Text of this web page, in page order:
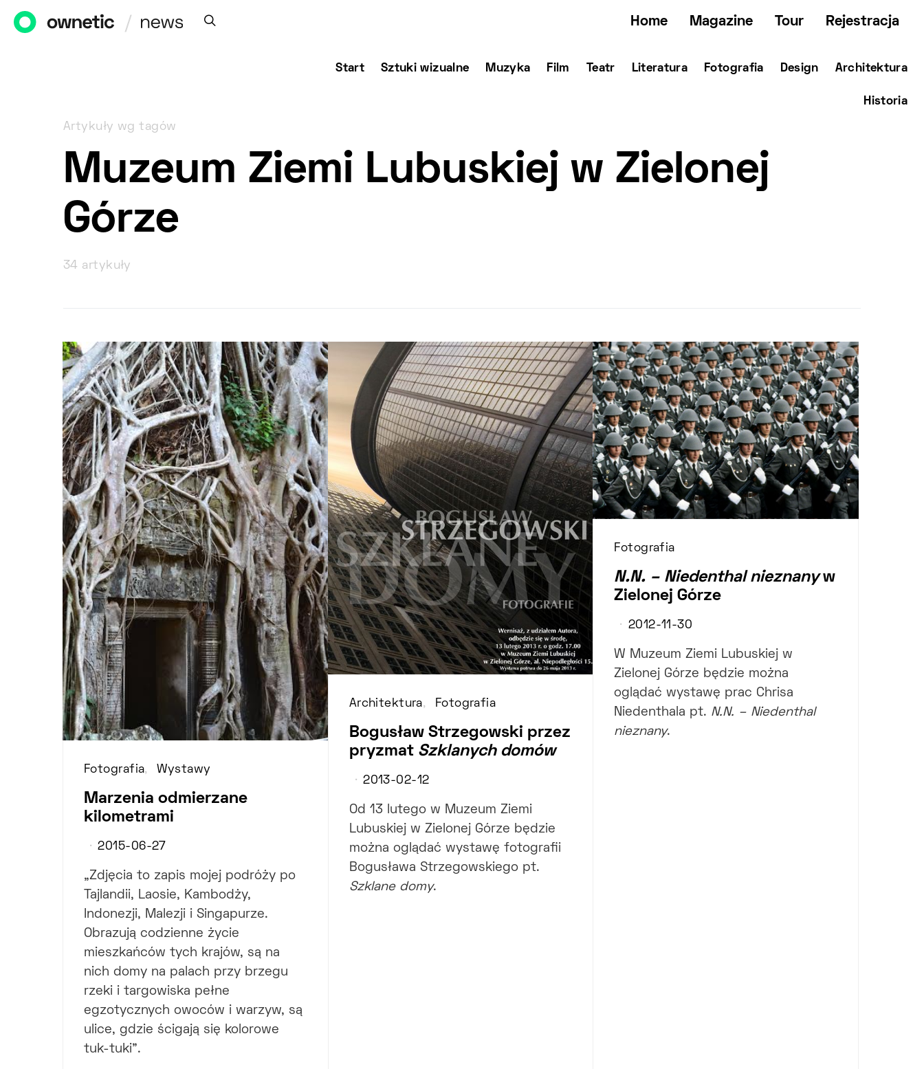
Home Magazine Tour Rejestracja
Start Sztuki wizualne Muzyka Film Teatr Literatura Fotografia Design Architektura
Historia
Artykuły wg tagów
Muzeum Ziemi Lubuskiej w Zielonej
Górze
34 artykuły
Fotografia Wystawy
Marzenia odmierzane
kilometrami
2015-06-27
„Zdjęcia to zapis mojej podróży po
Tajlandii, Laosie, Kambodży,
Indonezji, Malezji i Singapurze.
Obrazują codzienne życie
mieszkańców tych krajów, są na
nich domy na palach przy brzegu
rzeki i targowiska pełne
egzotycznych owoców i warzyw, są
ulice, gdzie ścigają się kolorowe
tuk-tuki".
Architektura Fotografia
Bogusław Strzegowski przez
pryzmat Szklanych domów
2013-02-12
Od 13 lutego w Muzeum Ziemi
Lubuskiej w Zielonej Górze będzie
można oglądać wystawę fotografii
Bogusława Strzegowskiego pt.
Szklane domy.
Fotografia
N.N. – Niedenthal nieznanyw
Zielonej Górze
2012-11-30
W Muzeum Ziemi Lubuskiej w
Zielonej Górze będzie można
oglądać wystawę prac Chrisa
Niedenthala pt. N.N. – Niedenthal
nieznany.